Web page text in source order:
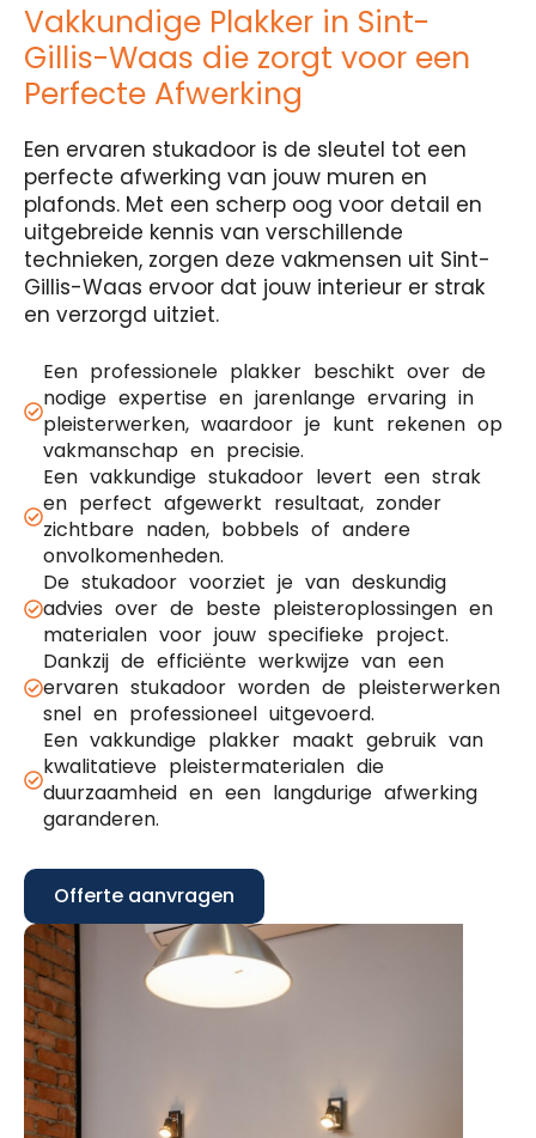
Vakkundige Plakker in Sint-
Gillis-Waas die zorgt voor een
Perfecte Afwerking
Een ervaren stukadoor is de sleutel tot een
perfecte afwerking van jouw muren en
plafonds. Met een scherp oog voor detail en
uitgebreide kennis van verschillende
technieken, zorgen deze vakmensen uit Sint-
Gillis-Waas ervoor dat jouw interieur er strak
en verzorgd uitziet.
Een professionele plakker beschikt over de
nodige expertise en jarenlange ervaring in
pleisterwerken, waardoor je kunt rekenen op
vakmanschap en precisie.
Een vakkundige stukadoor levert een strak
en perfect afgewerkt resultaat, zonder
zichtbare naden, bobbels of andere
onvolkomenheden.
De stukadoor voorziet je van deskundig
advies over de beste pleisteroplossingen en
materialen voor jouw specifieke project.
Dankzij de efficiënte werkwijze van een
ervaren stukadoor worden de pleisterwerken
snel en professioneel uitgevoerd.
Een vakkundige plakker maakt gebruik van
kwalitatieve pleistermaterialen die
duurzaamheid en een langdurige afwerking
garanderen.
Offerte aanvragen